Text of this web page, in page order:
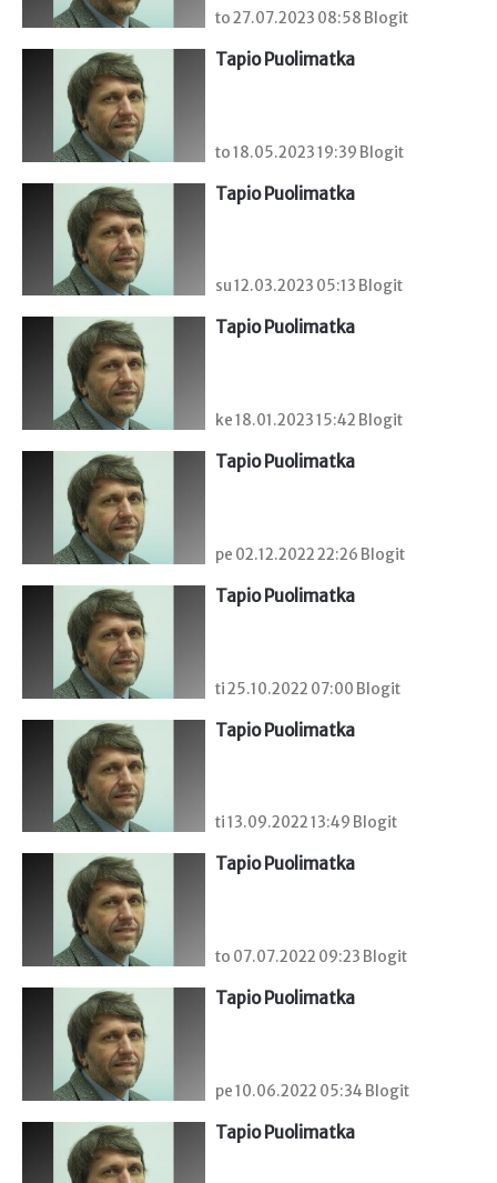
to 27.07.2023 08:58 Blogit
Tapio Puolimatka
to 18.05.2023 19:39 Blogit
Tapio Puolimatka
su 12.03.2023 05:13 Blogit
Tapio Puolimatka
ke 18.01.2023 15:42 Blogit
Tapio Puolimatka
pe 02.12.2022 22:26 Blogit
Tapio Puolimatka
ti 25.10.2022 07:00 Blogit
Tapio Puolimatka
ti 13.09.2022 13:49 Blogit
Tapio Puolimatka
to 07.07.2022 09:23 Blogit
Tapio Puolimatka
pe 10.06.2022 05:34 Blogit
Tapio Puolimatka